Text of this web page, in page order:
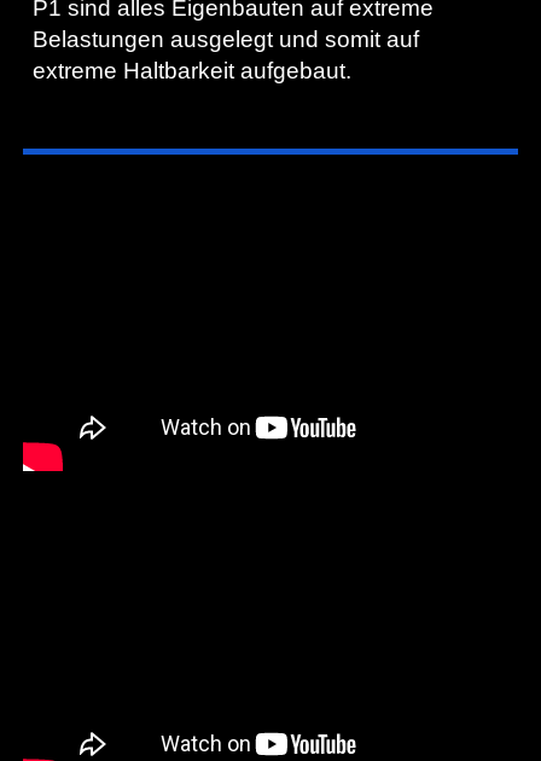
P1 sind alles Eigenbauten auf extreme
Belastungen ausgelegt und somit auf
extreme Haltbarkeit aufgebaut.